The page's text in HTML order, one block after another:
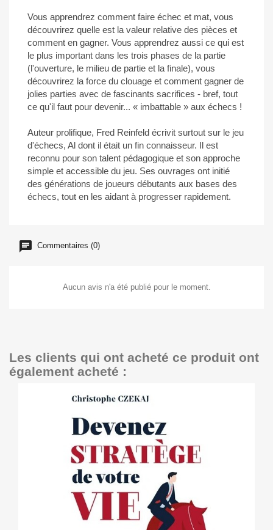
Vous apprendrez comment faire échec et mat, vous
découvrirez quelle est la valeur relative des pièces et
comment en gagner. Vous apprendrez aussi ce qui est
le plus important dans les trois phases de la partie
(l'ouverture, le milieu de partie et la finale), vous
découvrirez la force du clouage et comment gagner de
jolies parties avec de fascinants sacrifices - bref, tout
ce qu'il faut pour devenir... « imbattable » aux échecs !
Auteur prolifique, Fred Reinfeld écrivit surtout sur le jeu
d'échecs, Al dont il était un fin connaisseur. Il est
reconnu pour son talent pédagogique et son approche
simple et accessible du jeu. Ses ouvrages ont initié
des générations de joueurs débutants aux bases des
échecs, tout en les aidant à progresser rapidement.
Commentaires (0)
Aucun avis n'a été publié pour le moment.
Les clients qui ont acheté ce produit ont
également acheté :